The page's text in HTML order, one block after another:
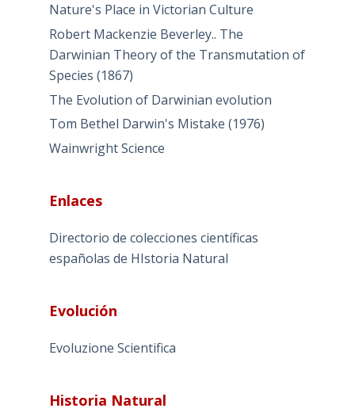
Nature's Place in Victorian Culture
Robert Mackenzie Beverley.. The
Darwinian Theory of the Transmutation of
Species (1867)
The Evolution of Darwinian evolution
Tom Bethel Darwin's Mistake (1976)
Wainwright Science
Enlaces
Directorio de colecciones científicas
españolas de HIstoria Natural
Evolución
Evoluzione Scientifica
Historia Natural